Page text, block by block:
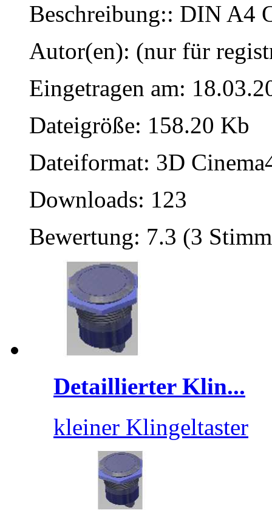
Beschreibung:: DIN A4
Autor(en): (nur für
Eingetragen am:
Dateigröße: 158.20 Kb
Dateiformat: 3D
Downloads: 123
Bewertung: 7.3 (3
Detaillierter Klin...
kleiner Klingeltaster